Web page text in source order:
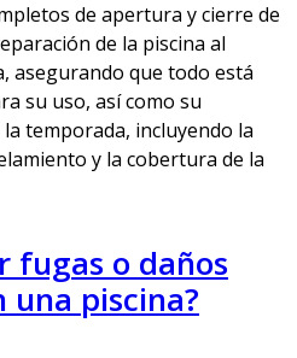
de apertura y cierre de
de la piscina al
asegurando que todo está
su uso, así como su
temporada, incluyendo la
y la cobertura de la
fugas o daños
piscina?